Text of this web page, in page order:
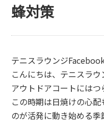
蜂対策
テニスラウンジFacebook
こんにちは、テニスラウ
アウトドアコートにはつ
この時期は日焼けの心
のが活発に動き始める季